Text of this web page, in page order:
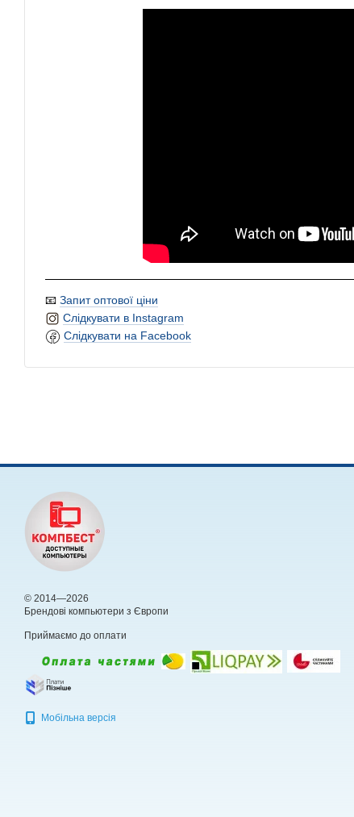
📧 Запит оптової ціни
Слідкувати в Instagram
Слідкувати на Facebook
© 2014—2026
Брендові компьютери з Європи
Приймаємо до оплати
Мобільна версія